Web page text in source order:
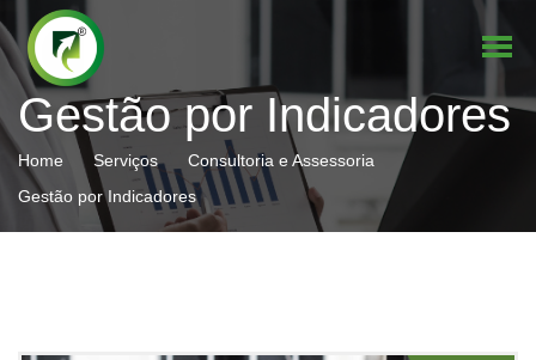
Gestão por Indicadores
Home Serviços
Consultoria e Assessoria
Gestão por Indicadores